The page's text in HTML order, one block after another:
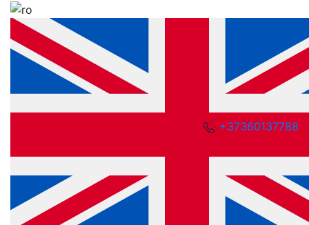
+37360137788